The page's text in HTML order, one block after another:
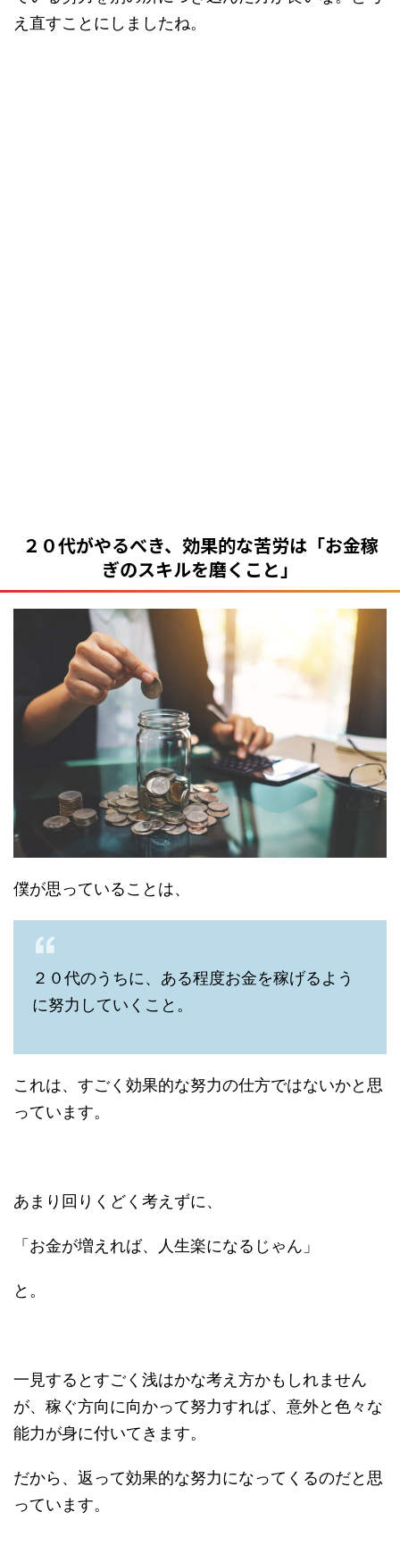
え直すことにしましたね。
２０代がやるべき、効果的な苦労は「お金稼
ぎのスキルを磨くこと」
僕が思っていることは、
２０代のうちに、ある程度お金を稼げるよう
に努力していくこと。
これは、すごく効果的な努力の仕方ではないかと思
っています。
あまり回りくどく考えずに、
「お金が増えれば、人生楽になるじゃん」
と。
一見するとすごく浅はかな考え方かもしれません
が、稼ぐ方向に向かって努力すれば、意外と色々な
能力が身に付いてきます。
だから、返って効果的な努力になってくるのだと思
っています。